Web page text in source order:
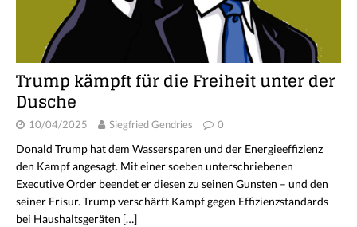
Trump kämpft für die Freiheit unter der
Dusche
10/04/2025 Siegfried Gendries 0
Donald Trump hat dem Wassersparen und der Energieeffizienz
den Kampf angesagt. Mit einer soeben unterschriebenen
Executive Order beendet er diesen zu seinen Gunsten – und den
seiner Frisur. Trump verschärft Kampf gegen Effizienzstandards
bei Haushaltsgeräten […]